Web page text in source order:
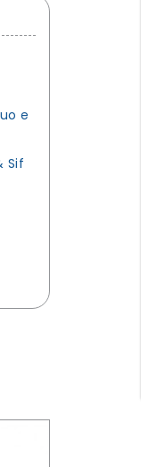
e
Sif